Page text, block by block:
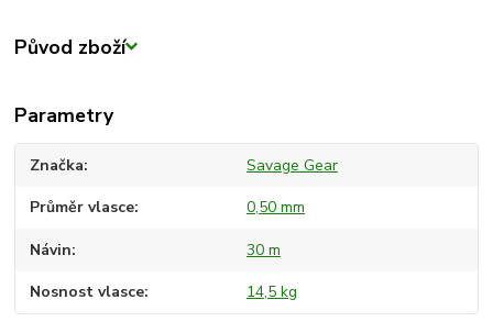
Původ zboží
Parametry
Značka Savage Gear
Průměr vlasce 0,50 mm
Návin 30 m
Nosnost vlasce 14,5 kg